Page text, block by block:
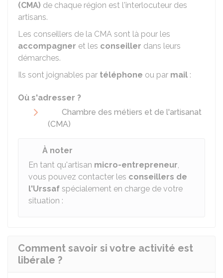
(CMA) de chaque région est l'interlocuteur des
artisans.
Les conseillers de la CMA sont là pour les
accompagner et les conseiller dans leurs
démarches.
Ils sont joignables par téléphone ou par mail :
Où s'adresser ?
Chambre des métiers et de l'artisanat
(CMA)
À noter
En tant qu'artisan micro-entrepreneur,
vous pouvez contacter les conseillers de
l'Urssaf spécialement en charge de votre
situation :
Comment savoir si votre activité est
libérale ?